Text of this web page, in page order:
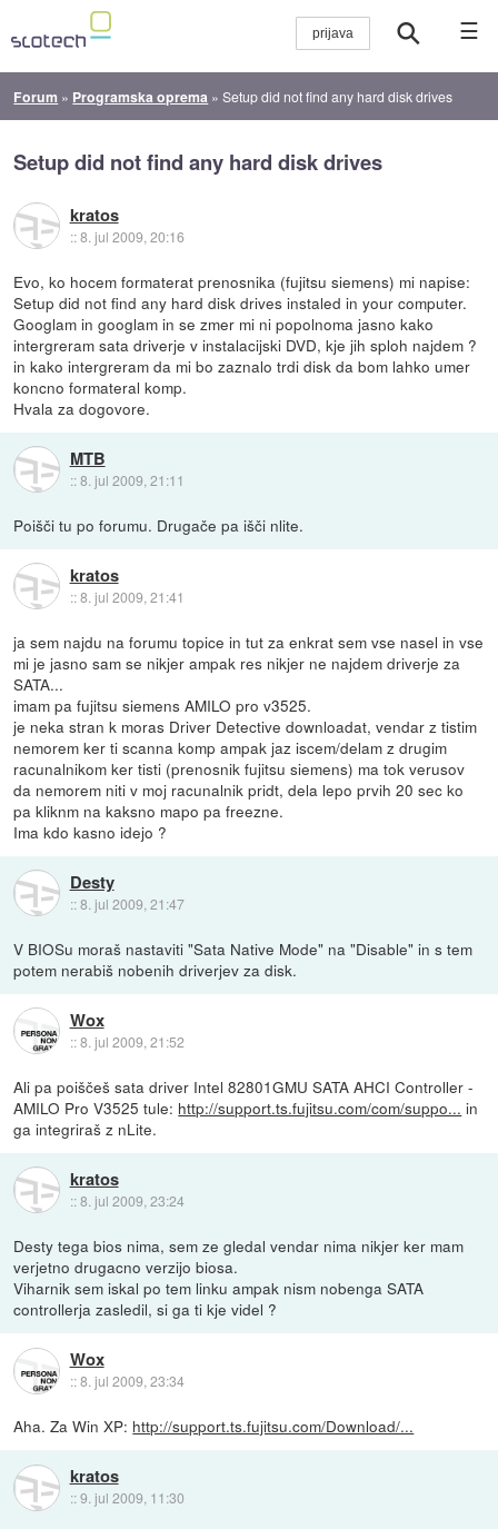
☰
Forum » Programska oprema »Setup did not find any hard disk drives
Setup did not find any hard disk drives
kratos
::8. jul 2009, 20:16
Evo, ko hocem formaterat prenosnika (fujitsu siemens) mi napise:
Setup did not find any hard disk drives instaled in your computer.
Googlam in googlam in se zmer mi ni popolnoma jasno kako
intergreram sata driverje v instalacijski DVD, kje jih sploh najdem ?
in kako intergreram da mi bo zaznalo trdi disk da bom lahko umer
koncno formateral komp.
Hvala za dogovore.
MTB
::8. jul 2009, 21:11
Poišči tu po forumu. Drugače pa išči nlite.
kratos
::8. jul 2009, 21:41
ja sem najdu na forumu topice in tut za enkrat sem vse nasel in vse
mi je jasno sam se nikjer ampak res nikjer ne najdem driverje za
SATA...
imam pa fujitsu siemens AMILO pro v3525.
je neka stran k moras Driver Detective downloadat, vendar z tistim
nemorem ker ti scanna komp ampak jaz iscem/delam z drugim
racunalnikom ker tisti (prenosnik fujitsu siemens) ma tok verusov
da nemorem niti v moj racunalnik pridt, dela lepo prvih 20 sec ko
pa kliknm na kaksno mapo pa freezne.
Ima kdo kasno idejo ?
Desty
::8. jul 2009, 21:47
V BIOSu moraš nastaviti "Sata Native Mode" na "Disable" in s tem
potem nerabiš nobenih driverjev za disk.
Wox
::8. jul 2009, 21:52
Ali pa poiščeš sata driver Intel 82801GMU SATA AHCI Controller -
AMILO Pro V3525 tule: http://support.ts.fujitsu.com/com/suppo... in
ga integriraš z nLite.
kratos
::8. jul 2009, 23:24
Desty tega bios nima, sem ze gledal vendar nima nikjer ker mam
verjetno drugacno verzijo biosa.
Viharnik sem iskal po tem linku ampak nism nobenga SATA
controllerja zasledil, si ga ti kje videl ?
Wox
::8. jul 2009, 23:34
Aha. Za Win XP: http://support.ts.fujitsu.com/Download/...
kratos
::9. jul 2009, 11:30